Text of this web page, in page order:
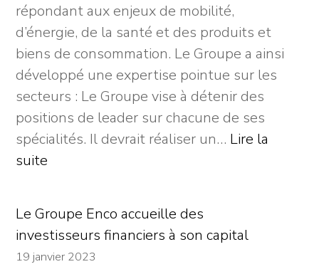
répondant aux enjeux de mobilité,
d’énergie, de la santé et des produits et
biens de consommation. Le Groupe a ainsi
développé une expertise pointue sur les
secteurs : Le Groupe vise à détenir des
positions de leader sur chacune de ses
spécialités. Il devrait réaliser un… Lire la
suite
houlette
de
House
Le Groupe Enco accueille des
investisseurs financiers à son capital
19 janvier 2023